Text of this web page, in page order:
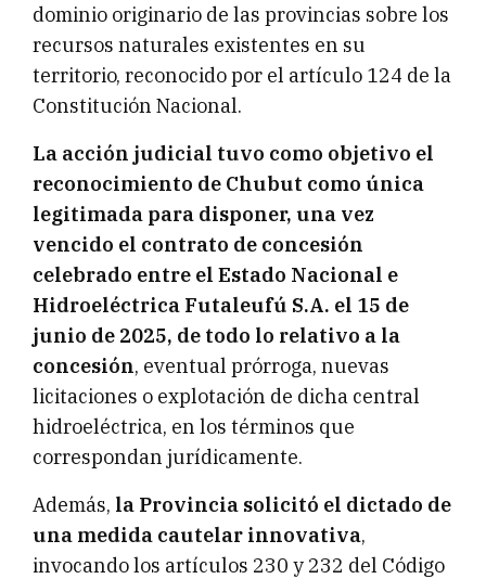
dominio originario de las provincias sobre los
recursos naturales existentes en su
territorio, reconocido por el artículo 124 de la
Constitución Nacional.
La acción judicial tuvo como objetivo el
reconocimiento de Chubut como única
legitimada para disponer, una vez
vencido el contrato de concesión
celebrado entre el Estado Nacional e
Hidroeléctrica Futaleufú S.A. el 15 de
junio de 2025, de todo lo relativo a la
concesión, eventual prórroga, nuevas
licitaciones o explotación de dicha central
hidroeléctrica, en los términos que
correspondan jurídicamente.
Además, la Provincia solicitó el dictado de
una medida cautelar innovativa,
invocando los artículos 230 y 232 del Código